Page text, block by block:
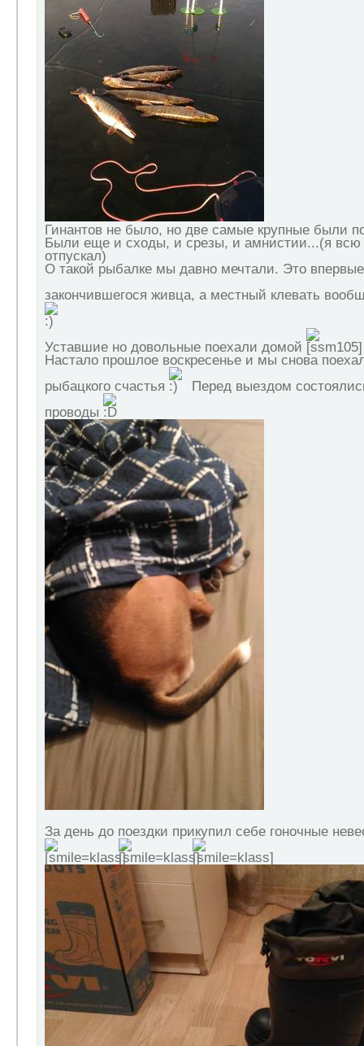
Гинантов не было, но две самые крупные были по
Были еще и сходы, и срезы, и амнистии...(я всю
отпускал)
О такой рыбалке мы давно мечтали. Это впервые
закончившегося живца, а местный клевать
Уставшие но довольные поехали домой
Настало прошлое воскресенье и мы снова
рыбацкого счастья
Перед выездом
проводы
За день до поездки прикупил себе гоночные